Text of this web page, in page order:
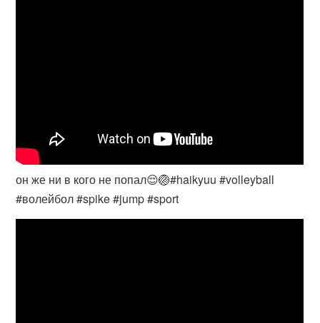
он же ни в кого не попал😌🏐#haikyuu #volleyball
#волейбол #spike #jump #sport